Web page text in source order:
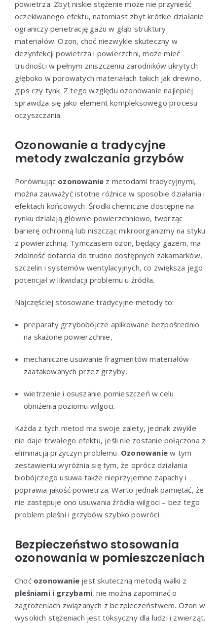
powietrza. Zbyt niskie stężenie może nie przynieść
oczekiwanego efektu, natomiast zbyt krótkie działanie
ograniczy penetrację gazu w głąb struktury
materiałów. Ozon, choć niezwykle skuteczny w
dezynfekcji powietrza i powierzchni, może mieć
trudności w pełnym zniszczeniu zarodników ukrytych
głęboko w porowatych materiałach takich jak drewno,
gips czy tynk. Z tego względu ozonowanie najlepiej
sprawdza się jako element kompleksowego procesu
oczyszczania.
Ozonowanie a tradycyjne
metody zwalczania grzybów
Porównując ozonowanie z metodami tradycyjnymi,
można zauważyć istotne różnice w sposobie działania i
efektach końcowych. Środki chemiczne dostępne na
rynku działają głównie powierzchniowo, tworząc
barierę ochronną lub niszcząc mikroorganizmy na styku
z powierzchnią. Tymczasem ozon, będący gazem, ma
zdolność dotarcia do trudno dostępnych zakamarków,
szczelin i systemów wentylacyjnych, co zwiększa jego
potencjał w likwidacji problemu u źródła.
Najczęściej stosowane tradycyjne metody to:
preparaty grzybobójcze aplikowane bezpośrednio
na skażone powierzchnie,
mechaniczne usuwanie fragmentów materiałów
zaatakowanych przez grzyby,
wietrzenie i osuszanie pomieszczeń w celu
obniżenia poziomu wilgoci.
Każda z tych metod ma swoje zalety, jednak zwykle
nie daje trwałego efektu, jeśli nie zostanie połączona z
eliminacją przyczyn problemu. Ozonowanie w tym
zestawieniu wyróżnia się tym, że oprócz działania
biobójczego usuwa także nieprzyjemne zapachy i
poprawia jakość powietrza. Warto jednak pamiętać, że
nie zastępuje ono usuwania źródła wilgoci – bez tego
problem pleśni i grzybów szybko powróci.
Bezpieczeństwo stosowania
ozonowania w pomieszczeniach
Choć ozonowanie jest skuteczną metodą walki z
pleśniami i grzybami, nie można zapominać o
zagrożeniach związanych z bezpieczeństwem. Ozon w
wysokich stężeniach jest toksyczny dla ludzi i zwierząt.